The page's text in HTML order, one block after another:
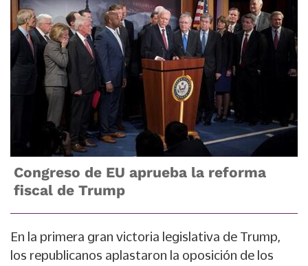
Congreso de EU aprueba la reforma
fiscal de Trump
En la primera gran victoria legislativa de Trump,
los republicanos aplastaron la oposición de los